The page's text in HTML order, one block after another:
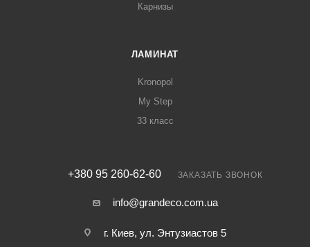
Карнизы
ЛАМИНАТ
Kronopol
My Step
33 класс
+380 95 260-62-60 ЗАКАЗАТЬ ЗВОНОК
info@grandeco.com.ua
г. Киев, ул. Энтузиастов 5